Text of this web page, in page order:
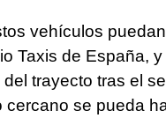
vehículos
Taxis de España,
trayecto tras el
cercano se pueda